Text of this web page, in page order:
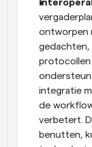
ontworpen
gedachten,
protocollen
integratie
de
verbetert.
benutten,